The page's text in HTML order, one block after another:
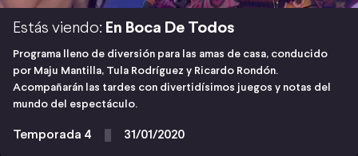
Estás viendo: En Boca De Todos
Programa lleno de diversión para las amas de casa, conducido
por Maju Mantilla, Tula Rodríguez y Ricardo Rondón.
Acompañarán las tardes con divertidísimos juegos y notas del
mundo del espectáculo.
Temporada 4 31/01/2020